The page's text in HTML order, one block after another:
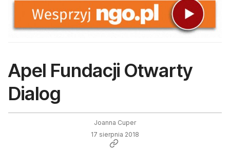
Apel Fundacji Otwarty
Dialog
Joanna Cuper
17 sierpnia 2018